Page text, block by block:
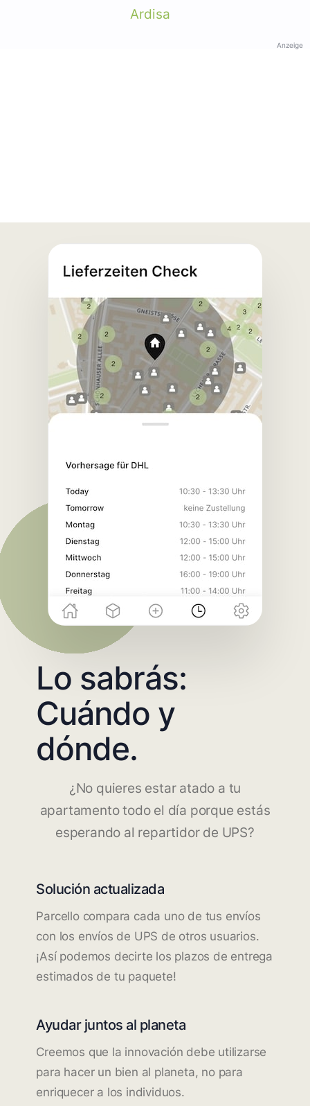
Ardisa
Anzeige
Lo sabrás:
Cuándo y
dónde.
¿No quieres estar atado a tu
apartamento todo el día porque estás
esperando al repartidor de UPS?
Solución actualizada
Parcello compara cada uno de tus envíos
con los envíos de UPS de otros usuarios.
¡Así podemos decirte los plazos de entrega
estimados de tu paquete!
Ayudar juntos al planeta
Creemos que la innovación debe utilizarse
para hacer un bien al planeta, no para
enriquecer a los individuos.